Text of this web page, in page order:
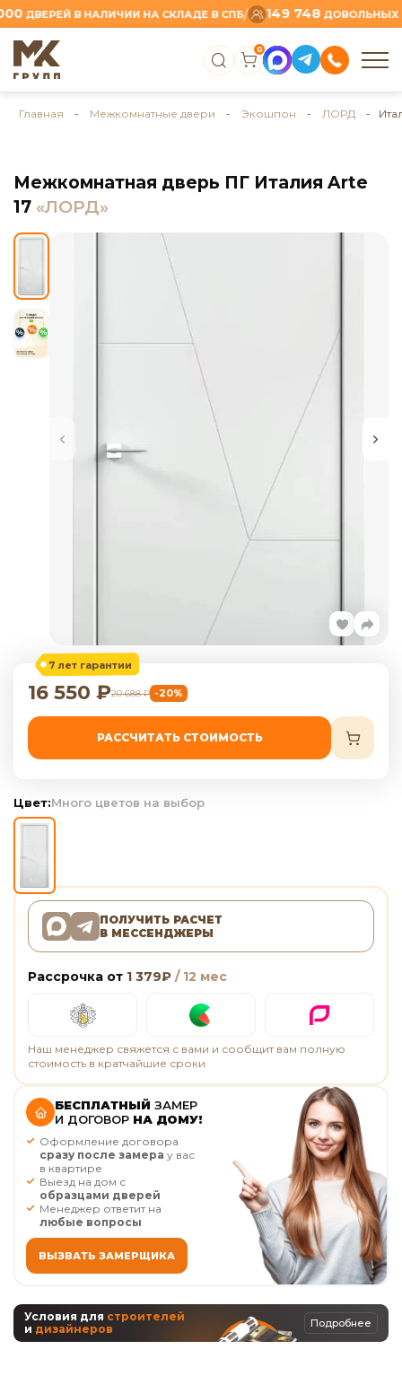
В НАЛИЧИИ НА СКЛАДЕ В СПБ/ 149 748 ДОВОЛЬНЫХ
0
Главная - Межкомнатные двери - Экошпон - ЛОРД -
Межкомнатная дверь ПГ Италия Arte
17 «ЛОРД»
7 лет гарантии
16 550 ₽20 688₽ -20%
РАССЧИТАТЬ СТОИМОСТЬ
Цвет:Много цветов на выбор
ПОЛУЧИТЬ РАСЧЕТ
В МЕССЕНДЖЕРЫ
Рассрочка от 1 379₽ / 12 мес
Наш менеджер свяжется с вами и сообщит вам полную
стоимость в кратчайшие сроки
БЕСПЛАТНЫЙ ЗАМЕР
И ДОГОВОР НА ДОМУ!
Оформление договора
сразу после замера у вас
в квартире
Выезд на дом с
образцами дверей
Менеджер ответит на
любые вопросы
ВЫЗВАТЬ ЗАМЕРЩИКА
Условия для строителей
и дизайнеров Подробнее